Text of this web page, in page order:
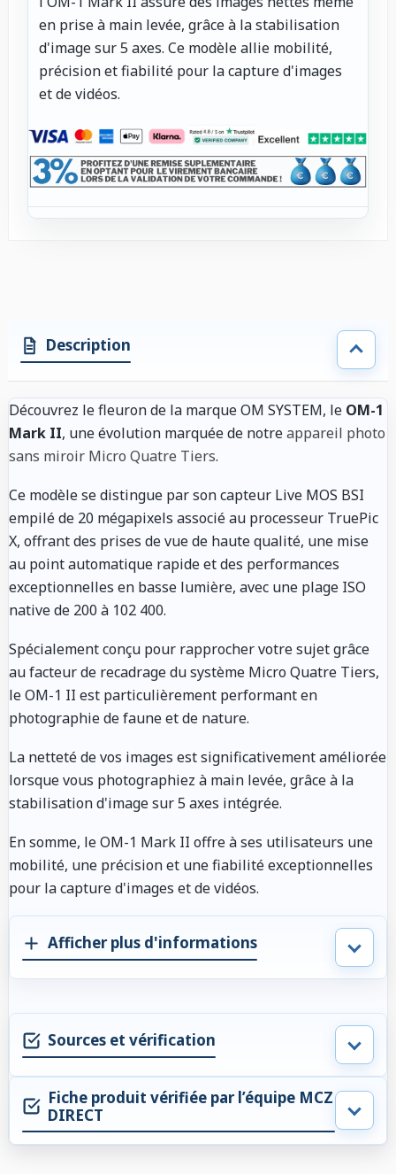
en prise à main levée, grâce à la stabilisation
d'image sur 5 axes. Ce modèle allie mobilité,
précision et fiabilité pour la capture d'images
et de vidéos.
Description
Découvrez le fleuron de la marque OM SYSTEM, le OM-1
Mark II, une évolution marquée de notreappareil photo
sans miroir Micro Quatre Tiers.
Ce modèle se distingue par son capteur Live MOS BSI
empilé de 20 mégapixels associé au processeur TruePic
X, offrant des prises de vue de haute qualité, une mise
au point automatique rapide et des performances
exceptionnelles en basse lumière, avec une plage ISO
native de 200 à 102 400.
Spécialement conçu pour rapprocher votre sujet grâce
au facteur de recadrage du système Micro Quatre Tiers,
le OM-1 II est particulièrement performant en
photographie de faune et de nature.
La netteté de vos images est significativement améliorée
lorsque vous photographiez à main levée, grâce à la
stabilisation d'image sur 5 axes intégrée.
En somme, le OM-1 Mark II offre à ses utilisateurs une
mobilité, une précision et une fiabilité exceptionnelles
pour la capture d'images et de vidéos.
Afficher plus d'informations
Sources et vérification
Fiche produit vérifiée par l’équipe MCZ
DIRECT